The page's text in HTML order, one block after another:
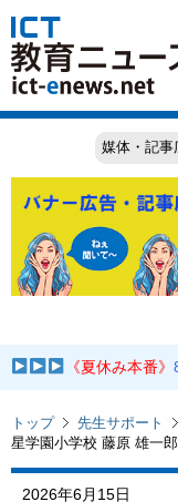
媒体・記事
《夏休み本番》
トップ 先生サポート
星学園小学校 藤原 雄一
2026年6月15日